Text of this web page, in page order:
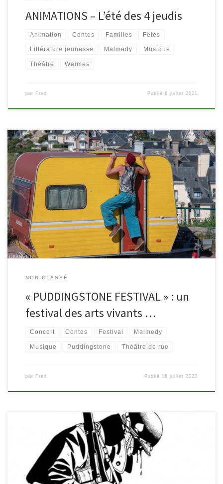
ANIMATIONS – L’été des 4 jeudis
Animation Contes Familles Fêtes
Littérature jeunesse Malmedy Musique
Théâtre Waimes
par Fred Publié6 juillet 2021
Trois événements sont organisés dans le courant du mois d’août
2020 dans le parc Cathédrale de Malmedy, au pied du poudingue.
Destinés aux familles, les spectacles (concert, contes & théâtre de
rue) sont gratuits sur inscription obligatoire (malmedy@wamabi.be
ou 080/799930). Découvrez la programmation ci-dessous. Jeudi
13/08 à 15h : « […]
NON CLASSÉ
« PUDDINGSTONE FESTIVAL » : un
festival des arts vivants …
Concert Contes Festival Malmedy
Musique Puddingstone Théâtre de rue
par Fred Publié 16 juillet 2020
La bibliothèque et le Centre culturel et d’éducation permanente
4950 vous invitent le dimanche 15 décembre au spectacle » Dix
de Der « , la bande dessinée de Didier Comès transposée à